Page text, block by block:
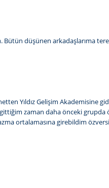
Bütün düşünen arkadaşlarıma
Yıldız Gelişim Akademisine
zaman daha önceki grupda
ortalamasına girebildim